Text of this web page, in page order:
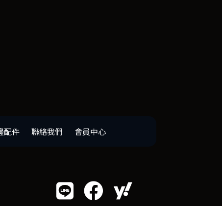
配件 聯絡我們 會員中心